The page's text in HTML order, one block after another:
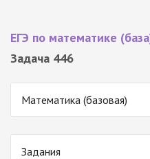
ЕГЭ по математике
Задача 446
Математика (базовая)
Задания